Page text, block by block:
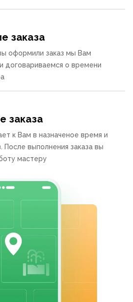
заказа
оформили заказ мы Вам
договариваемся о времени
заказа
к Вам в назначеное время и
После выполнения заказа вы
мастеру